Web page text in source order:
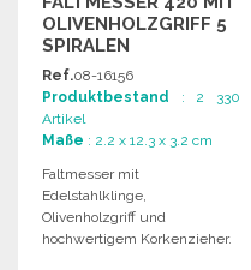
OLIVENHOLZGRIFF 5
SPIRALEN
Ref.08-16156
Produktbestand : 2 330
Artikel
Maße : 2.2 x 12.3 x 3.2 cm
Faltmesser mit
Edelstahlklinge,
Olivenholzgriff und
hochwertigem Korkenzieher.